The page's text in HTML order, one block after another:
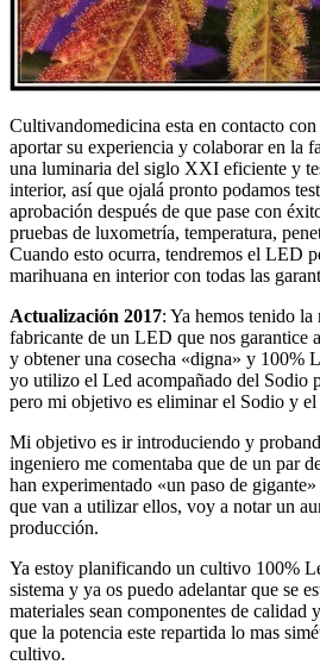
Cultivandomedicina esta en contacto
aportar su experiencia y colaborar en la
una luminaria del siglo XXI eficiente y
interior, así que ojalá pronto podamos
aprobación después de que pase con
pruebas de luxometría, temperatura,
Cuando esto ocurra, tendremos el LED
marihuana en interior con todas las
Actualización 2017: Ya hemos tenido
fabricante de un LED que nos garantice
y obtener una cosecha «digna» y 100%
yo utilizo el Led acompañado del Sodio
pero mi objetivo es eliminar el Sodio y
Mi objetivo es ir introduciendo y
ingeniero me comentaba que de un par
han experimentado «un paso de
que van a utilizar ellos, voy a notar un
producción.
Ya estoy planificando un cultivo 100%
sistema y ya os puedo adelantar que se
materiales sean componentes de calidad
que la potencia este repartida lo mas
cultivo.